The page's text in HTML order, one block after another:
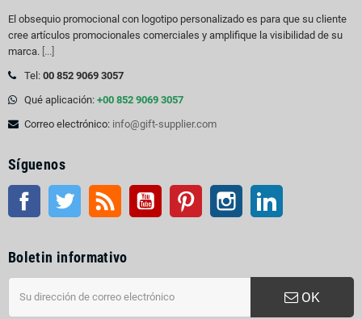
El obsequio promocional con logotipo personalizado es para que su cliente
cree artículos promocionales comerciales y amplifique la visibilidad de su
marca. [...]
Tel: 00 852 9069 3057
Qué aplicación: +00 852 9069 3057
Correo electrónico: info@gift-supplier.com
Síguenos
Facebook Gorjeo Rss YouTube Pinterest Instagram
Boletin informativo
OK